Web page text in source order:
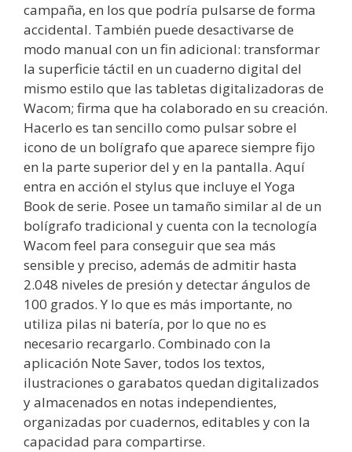
campaña, en los que podría pulsarse de forma
accidental. También puede desactivarse de
modo manual con un fin adicional: transformar
la superficie táctil en un cuaderno digital del
mismo estilo que las tabletas digitalizadoras de
Wacom; firma que ha colaborado en su creación.
Hacerlo es tan sencillo como pulsar sobre el
icono de un bolígrafo que aparece siempre fijo
en la parte superior del y en la pantalla. Aquí
entra en acción el stylus que incluye el Yoga
Book de serie. Posee un tamaño similar al de un
bolígrafo tradicional y cuenta con la tecnología
Wacom feel para conseguir que sea más
sensible y preciso, además de admitir hasta
2.048 niveles de presión y detectar ángulos de
100 grados. Y lo que es más importante, no
utiliza pilas ni batería, por lo que no es
necesario recargarlo. Combinado con la
aplicación Note Saver, todos los textos,
ilustraciones o garabatos quedan digitalizados
y almacenados en notas independientes,
organizadas por cuadernos, editables y con la
capacidad para compartirse.